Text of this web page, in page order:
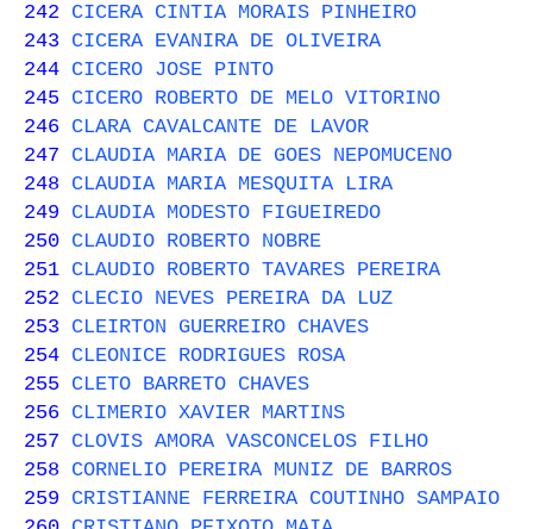
242 CICERA CINTIA MORAIS PINHEIRO
243 CICERA EVANIRA DE OLIVEIRA
244 CICERO JOSE PINTO
245 CICERO ROBERTO DE MELO VITORINO
246 CLARA CAVALCANTE DE LAVOR
247 CLAUDIA MARIA DE GOES NEPOMUCENO
248 CLAUDIA MARIA MESQUITA LIRA
249 CLAUDIA MODESTO FIGUEIREDO
250 CLAUDIO ROBERTO NOBRE
251 CLAUDIO ROBERTO TAVARES PEREIRA
252 CLECIO NEVES PEREIRA DA LUZ
253 CLEIRTON GUERREIRO CHAVES
254 CLEONICE RODRIGUES ROSA
255 CLETO BARRETO CHAVES
256 CLIMERIO XAVIER MARTINS
257 CLOVIS AMORA VASCONCELOS FILHO
258 CORNELIO PEREIRA MUNIZ DE BARROS
259 CRISTIANNE FERREIRA COUTINHO SAMPAIO